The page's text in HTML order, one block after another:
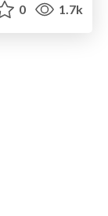
0 1.7k